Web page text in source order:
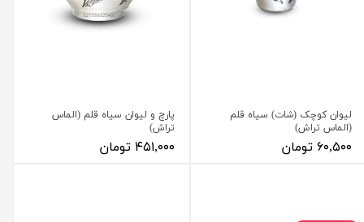
لیوان کوچک (شات) سیاه قلم
(الماس تراش)
۶۰,۵۰۰ تومان
پارچ و لیوان سیاه قلم (الماس
تراش)
۴۵۱,۰۰۰ تومان